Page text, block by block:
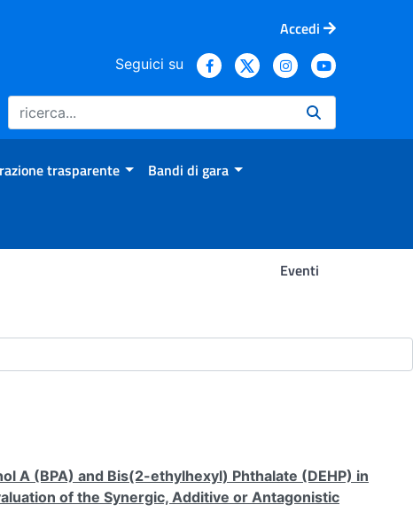
Accedi
Seguici su
trasparente Bandi di gara
Eventi
A (BPA) and Bis(2-ethylhexyl) Phthalate (DEHP) in
of the Synergic, Additive or Antagonistic